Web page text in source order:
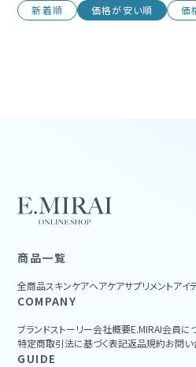
新着順
価格が安い順 価
商品一覧
全商品スキンケアヘアケアサプリメントアイ
COMPANY
ブランドストーリー会社概要E.MIRAI会員に
特定商取引法に基づく表記返品規約お問
GUIDE